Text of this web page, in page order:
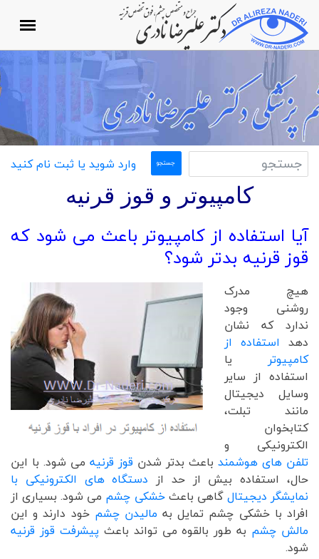
وارد شوید یا ثبت نام کنید
کامپیوتر و قوز قرنیه
آیا استفاده از کامپیوتر باعث می شود که
قوز قرنیه بدتر شود؟
هیچ مدرک
روشنی وجود
ندارد که نشان
دهد استفاده از
کامپیوتر یا
استفاده از سایر
وسایل دیجیتال
مانند تبلت،
کتابخوان
الکترونیکی و
تلفن های هوشمند باعث بدتر شدن قوز قرنیه می شود. با این
حال، استفاده بیش از حد از دستگاه های الکترونیکی با
نمایشگر دیجیتالگاهی باعثخشکی چشم می شود. بسیاری از
افراد با خشکی چشم تمایل به مالیدن چشم خود دارند و این
مالش چشم به طور بالقوه می تواند باعث پیشرفت قوز قرنیه
شود.